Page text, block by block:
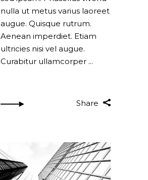
nulla ut metus varius laoreet
augue. Quisque rutrum.
Aenean imperdiet. Etiam
ultricies nisi vel augue.
Curabitur ullamcorper
Share